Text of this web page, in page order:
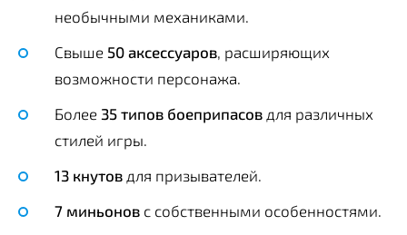
необычными механиками.
Свыше 50 аксессуаров , расширяющих
возможности персонажа.
Более 35 типов боеприпасов для различных
стилей игры.
13 кнутов для призывателей.
7 миньонов с собственными особенностями.